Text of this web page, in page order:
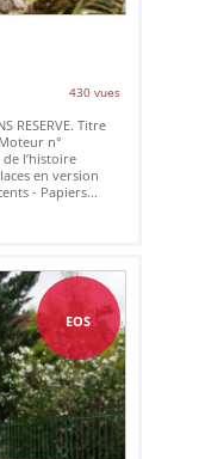
430 vues
RESERVE. Titre
n°
l’histoire
en version
- Papiers...
EOS